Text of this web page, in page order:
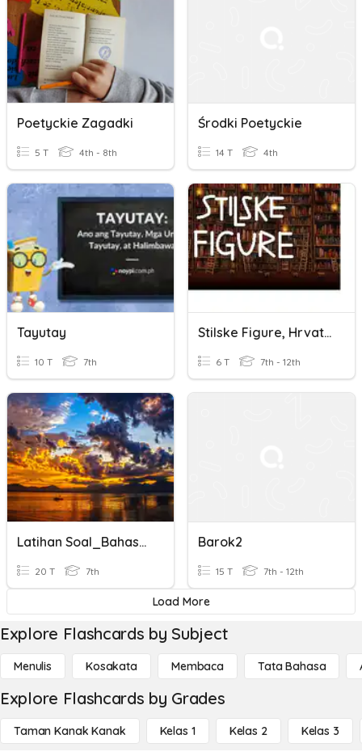
Poetyckie Zagadki
5 T 4th - 8th
Środki Poetyckie
14 T 4th
Tayutay
10 T 7th
Stilske Figure, Hrvatski Jezik
6 T 7th - 12th
Latihan Soal_Bahasa Indonesia_Kelas 7_Bab 1 (Part 2)
20 T 7th
Barok2
15 T 7th - 12th
Load More
Explore Flashcards by Subject
Menulis Kosakata Membaca Tata Bahasa
Explore Flashcards by Grades
Taman Kanak Kanak Kelas 1 Kelas 2 Kelas 3